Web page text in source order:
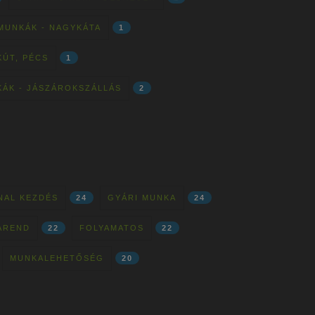
- NAGYKÁTA 1
PÉCS 1
- JÁSZÁROKSZÁLLÁS 2
KEZDÉS 24 GYÁRI MUNKA 24
22 FOLYAMATOS 22
MUNKALEHETŐSÉG 20